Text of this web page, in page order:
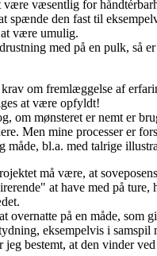
være væsentlig for
spænde den fast til
være umulig.
med på en pulk, så er
om fremlæggelse af
at være opfyldt!
om mønsteret er nemt er
Men mine processer er
måde, bl.a. med talrige
må være, at
at have med på ture,
overnatte på en måde, som
eksempelvis i samspil
bestemt, at den vinder